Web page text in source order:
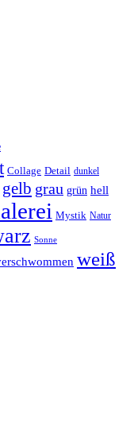
Collage Detail dunkel
gelb grau grün hell
Mystik Natur
Sonne
weiß